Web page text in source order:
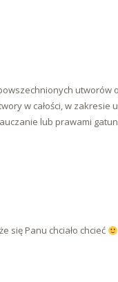
utworów
w całości, w zakresie
lub prawami
się Panu chciało chcieć